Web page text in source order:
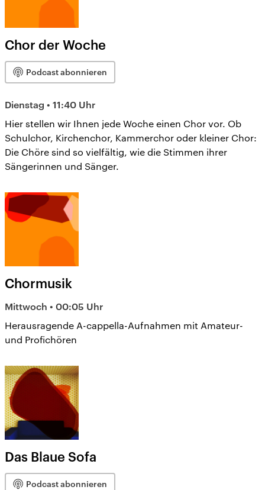
Chor der Woche
Podcast abonnieren
Dienstag • 11:40 Uhr
Hier stellen wir Ihnen jede Woche einen Chor vor. Ob
Schulchor, Kirchenchor, Kammerchor oder kleiner Chor:
Die Chöre sind so vielfältig, wie die Stimmen ihrer
Sängerinnen und Sänger.
Chormusik
Mittwoch • 00:05 Uhr
Herausragende A-cappella-Aufnahmen mit Amateur-
und Profichören
Das Blaue Sofa
Podcast abonnieren